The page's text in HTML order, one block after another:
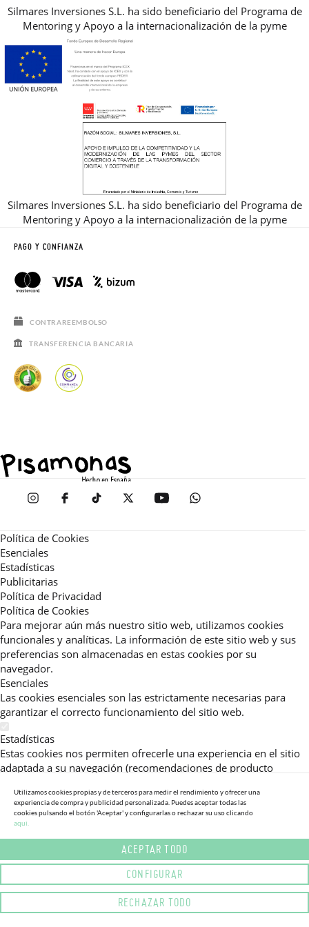
Silmares Inversiones S.L. ha sido beneficiario del Programa de
Mentoring y Apoyo a la internacionalización de la pyme
Silmares Inversiones S.L. ha sido beneficiario del Programa de
Mentoring y Apoyo a la internacionalización de la pyme
PAGO Y CONFIANZA
CONTRAREEMBOLSO
TRANSFERENCIA BANCARIA
Política de Cookies
Esenciales
Estadísticas
Publicitarias
Política de Privacidad
Política de Cookies
Para mejorar aún más nuestro sitio web, utilizamos cookies
funcionales y analíticas. La información de este sitio web y sus
preferencias son almacenadas en estas cookies por su
navegador.
Esenciales
Las cookies esenciales son las estrictamente necesarias para
garantizar el correcto funcionamiento del sitio web.
Estadísticas
Estas cookies nos permiten ofrecerle una experiencia en el sitio
adaptada a su navegación (recomendaciones de producto
consultadas, etc).Al activar esta cookie, nos ayuda a mejorar aún
más su experiencia.
Publicitarias
Estas cookies permiten a nuestros socios publicitarios enviarle
mensajes específicos y personalizados.
Política de Privacidad
Lea más sobre el uso de cookies en este sitio web en nuestra
Utilizamos cookies propias y de terceros para medir el rendimiento y ofrecer una
experiencia de compra y publicidad personalizada. Puedes aceptar todas las
cookies pulsando el botón 'Aceptar' y configurarlas o rechazar su uso clicando
aqui.
ACEPTAR TODO
CONFIGURAR
RECHAZAR TODO